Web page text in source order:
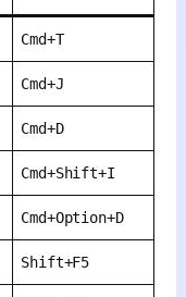
Cmd+T
Cmd+J
Cmd+D
Cmd+Shift+I
Cmd+Option+D
Shift+F5